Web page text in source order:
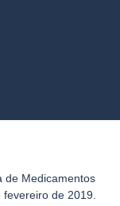
de Medicamentos
de 2019.